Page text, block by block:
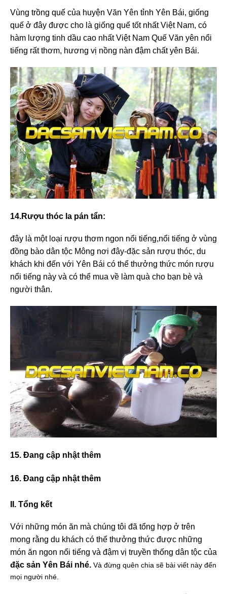
Vùng trồng quế của huyện Văn Yên tỉnh Yên Bái, giống
quế ở đây được cho là giống quế tốt nhất Việt Nam, có
hàm lượng tinh dầu cao nhất Việt Nam Quế Văn yên nổi
tiếng rất thơm, hương vị nồng nàn đậm chất yên Bái.
14.Rượu thóc la pán tẩn:
đây là một loại rượu thơm ngon nổi tiếng,nổi tiếng ở vùng
đồng bào dân tộc Mông nơi đây-đặc sản rượu thóc, du
khách khi đến với Yên Bái có thể thưởng thức món rượu
nổi tiếng này và có thể mua về làm quà cho bạn bè và
người thân.
15. Đang cập nhật thêm
16. Đang cập nhật thêm
II. Tổng kết
Với những món ăn mà chúng tôi đã tổng hợp ở trên
mong rằng du khách có thể thưởng thức được những
món ăn ngon nổi tiếng và đậm vị truyền thống dân tộc của
đặc sản Yên Bái nhé. Và đừng quên chia sẽ bài viết này đến
mọi người nhé.